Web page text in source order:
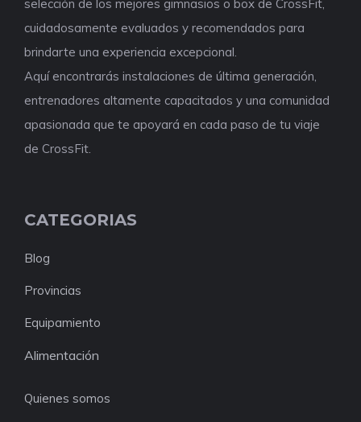
selección de los mejores gimnasios o box de CrossFit,
cuidadosamente evaluados y recomendados para
brindarte una experiencia excepcional.
Aquí encontrarás instalaciones de última generación,
entrenadores altamente capacitados y una comunidad
apasionada que te apoyará en cada paso de tu viaje
de CrossFit.
CATEGORIAS
Blog
Provincias
Equipamiento
Alimentación
Quienes somos